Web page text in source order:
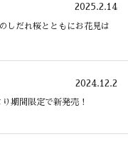
2025.2.14
しだれ桜とともにお花見は
2024.12.2
期間限定で新発売！